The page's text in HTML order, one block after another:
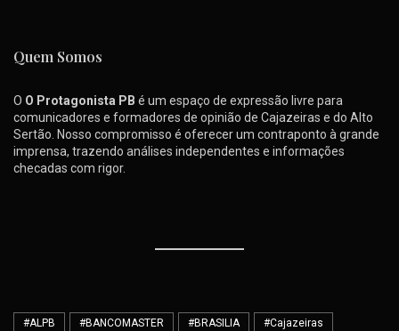
Quem Somos
O O Protagonista PB é um espaço de expressão livre para
comunicadores e formadores de opinião de Cajazeiras e do Alto
Sertão. Nosso compromisso é oferecer um contraponto à grande
imprensa, trazendo análises independentes e informações
checadas com rigor.
#ALPB #BANCOMASTER #BRASILIA #Cajazeiras